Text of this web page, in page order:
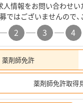
情報をお問い合わせい
ではございませんので、
2 3 4
薬剤師免許
薬剤師免許取得